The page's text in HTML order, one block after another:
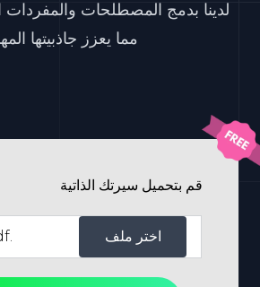
لدينا بدمج المصطلحات والمفردات
مما يعزز جاذبيتها
قم بتحميل سيرتك الذاتية
اختر ملف